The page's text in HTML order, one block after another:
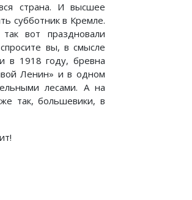
страна. И высшее
субботник в Кремле.
вот праздновали
вы, в смысле
в 1918 году, бревна
Ленин» и в одном
лесами. А на
так, большевики, в